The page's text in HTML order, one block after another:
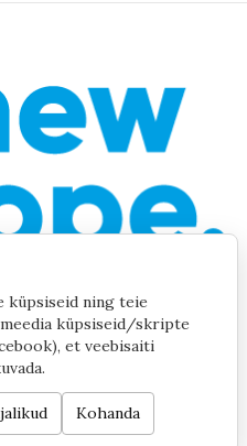
Küpsiste seaded
küpsiseid ning teie
küpsiseid/skripte
et veebisaiti
Kohanda